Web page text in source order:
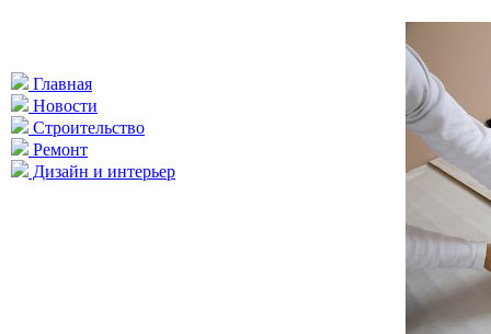
Главная
Новости
Строительство
Ремонт
Дизайн и интерьер